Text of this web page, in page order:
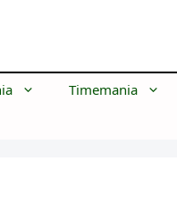
Timemania